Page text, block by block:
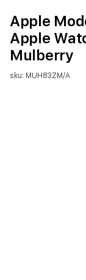
Apple
Apple
Mulberry
sku: MUH83ZM/A